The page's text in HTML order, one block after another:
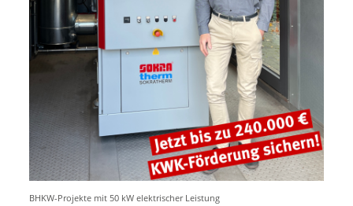
BHKW-Projekte mit 50 kW elektrischer Leistung